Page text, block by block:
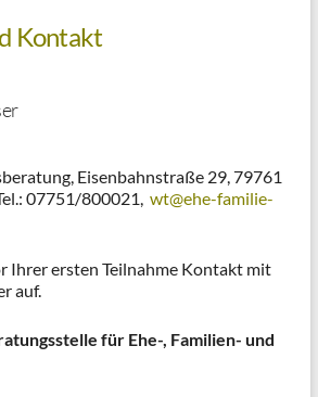
Kontakt
Eisenbahnstraße 29, 79761
07751/800021, wt@ehe-familie-
Ihrer ersten Teilnahme Kontakt mit
auf.
für Ehe-, Familien- und